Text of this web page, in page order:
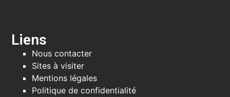
Liens
Nous contacter
Sites à visiter
Mentions légales
Politique de confidentialité